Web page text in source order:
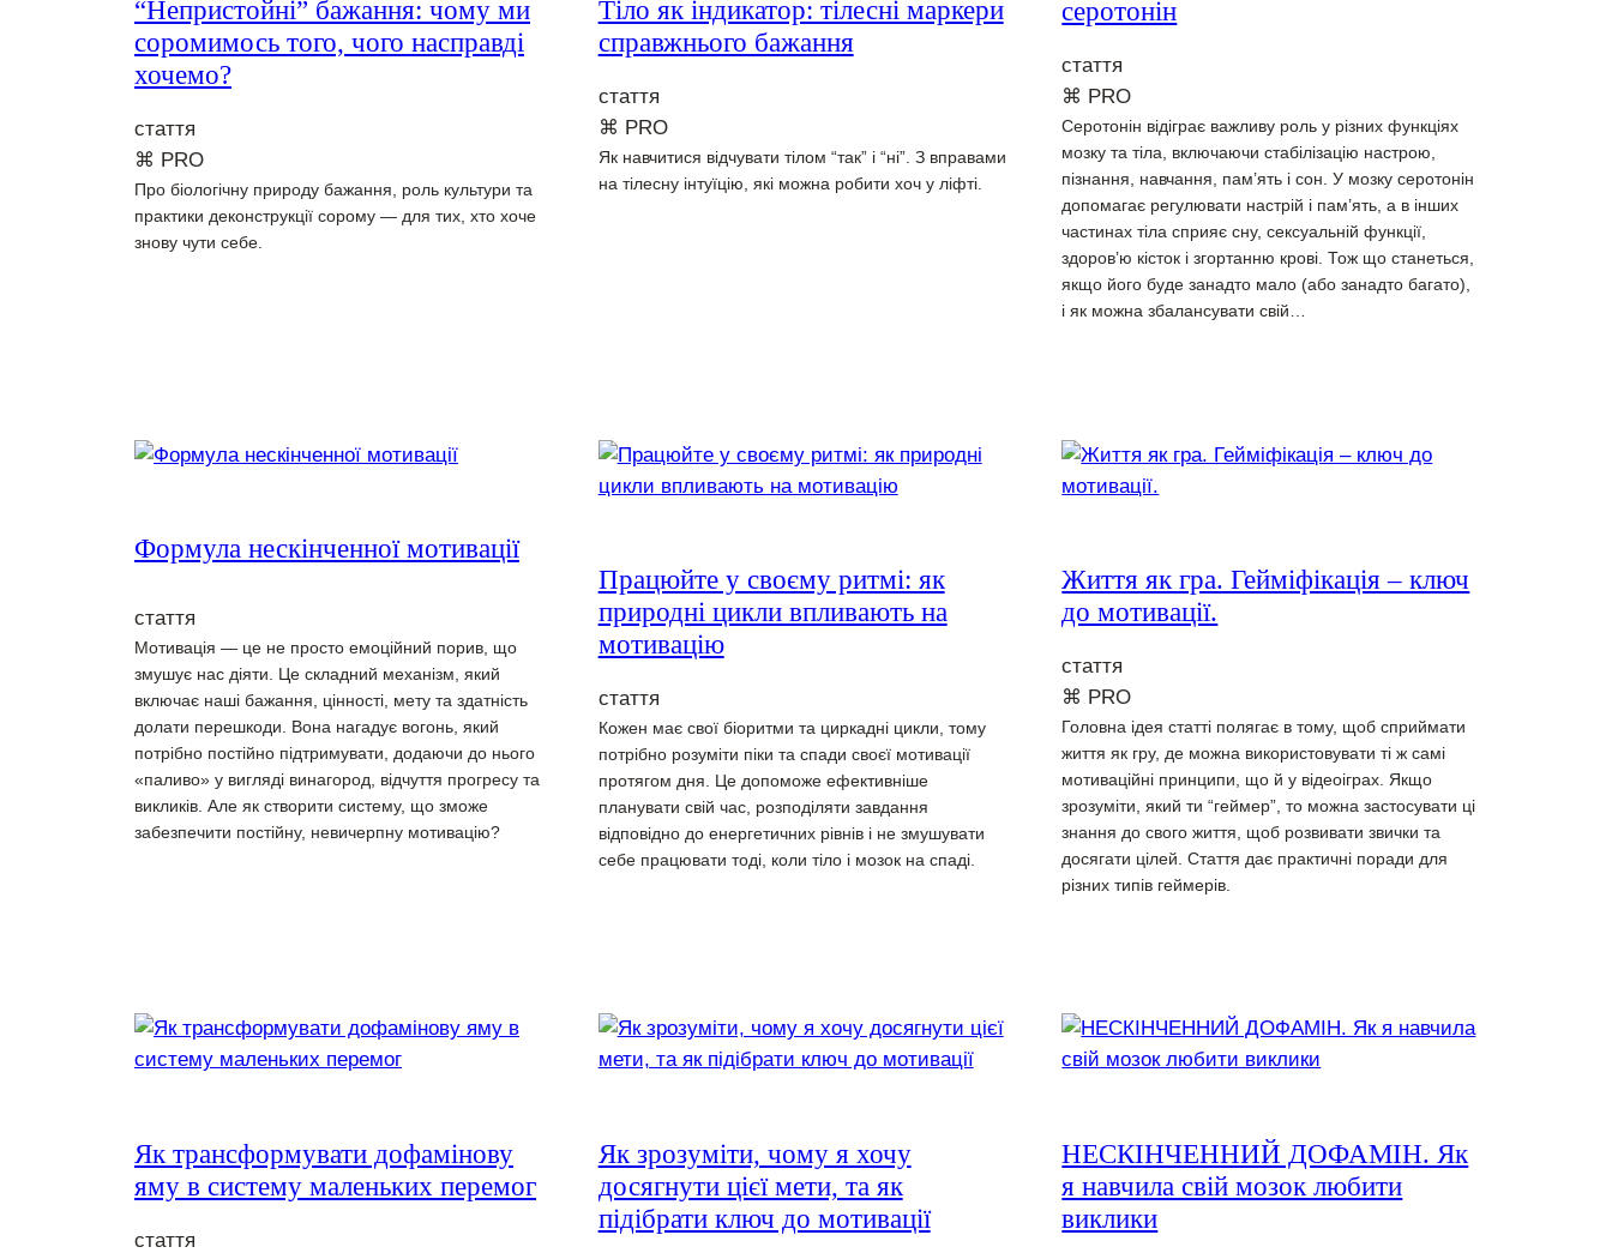
“Непристойні” бажання: чому ми
соромимось того, чого насправді
хочемо?
стаття
⌘ PRO
Про біологічну природу бажання, роль культури та
практики деконструкції сорому — для тих, хто хоче
знову чути себе.
Тіло як індикатор: тілесні маркери
справжнього бажання
стаття
⌘ PRO
Як навчитися відчувати тілом “так” і “ні”. З вправами
на тілесну інтуїцію, які можна робити хоч у ліфті.
серотонін
стаття
⌘ PRO
Cеротонін відіграє важливу роль у різних функціях
мозку та тіла, включаючи стабілізацію настрою,
пізнання, навчання, пам’ять і сон. У мозку серотонін
допомагає регулювати настрій і пам’ять, а в інших
частинах тіла сприяє сну, сексуальній функції,
здоров’ю кісток і згортанню крові. Тож що станеться,
якщо його буде занадто мало (або занадто багато),
і як можна збалансувати свій…
Формула нескінченної мотивації
стаття
Мотивація — це не просто емоційний порив, що
змушує нас діяти. Це складний механізм, який
включає наші бажання, цінності, мету та здатність
долати перешкоди. Вона нагадує вогонь, який
потрібно постійно підтримувати, додаючи до нього
«паливо» у вигляді винагород, відчуття прогресу та
викликів. Але як створити систему, що зможе
забезпечити постійну, невичерпну мотивацію?
Працюйте у своєму ритмі: як
природні цикли впливають на
мотивацію
стаття
Кожен має свої біоритми та циркадні цикли, тому
потрібно розуміти піки та спади своєї мотивації
протягом дня. Це допоможе ефективніше
планувати свій час, розподіляти завдання
відповідно до енергетичних рівнів і не змушувати
себе працювати тоді, коли тіло і мозок на спаді.
Життя як гра. Гейміфікація – ключ
до мотивації.
стаття
⌘ PRO
Головна ідея статті полягає в тому, щоб сприймати
життя як гру, де можна використовувати ті ж самі
мотиваційні принципи, що й у відеоіграх. Якщо
зрозуміти, який ти “геймер”, то можна застосувати ці
знання до свого життя, щоб розвивати звички та
досягати цілей. Стаття дає практичні поради для
різних типів геймерів.
Як трансформувати дофамінову
яму в cистему маленьких перемог
стаття
Як зрозуміти, чому я хочу
досягнути цієї мети, та як
підібрати ключ до мотивації
НЕСКІНЧЕННИЙ ДОФАМІН. Як
я навчила свій мозок любити
виклики